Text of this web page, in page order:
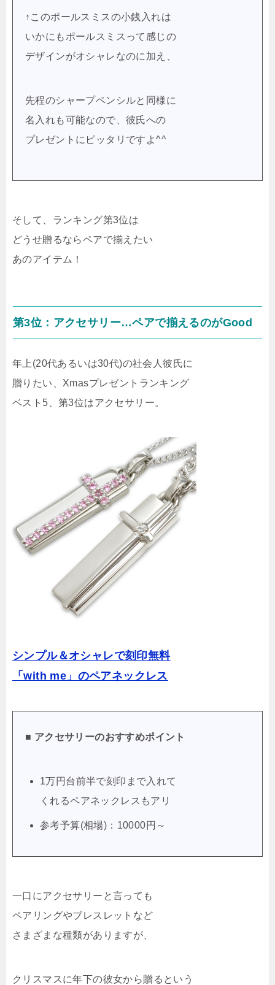
↑このポールスミスの小銭入れは
いかにもポールスミスって感じの
デザインがオシャレなのに加え、
先程のシャープペンシルと同様に
名入れも可能なので、彼氏への
プレゼントにピッタリですよ^^
そして、ランキング第3位は
どうせ贈るならペアで揃えたい
あのアイテム！
第3位：アクセサリー…ペアで揃えるのがGood
年上(20代あるいは30代)の社会人彼氏に
贈りたい、Xmasプレゼントランキング
ベスト5、第3位はアクセサリー。
シンプル＆オシャレで刻印無料
「with me」のペアネックレス
■ アクセサリーのおすすめポイント
1万円台前半で刻印まで入れて
くれるペアネックレスもアリ
参考予算(相場)：10000円～
一口にアクセサリーと言っても
ペアリングやブレスレットなど
さまざまな種類がありますが、
クリスマスに年下の彼女から贈るという